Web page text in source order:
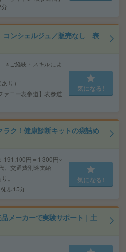
コンシェルジュ／販売なし 表
※ご経験・スキルによ
り）
ニー表参道】表参道
気になる!
ラク！健康診断キットの袋詰め
191,100円＝1,300円×
、交通費別途支給
。
歩15分
気になる!
品メーカーで実験サポート｜土